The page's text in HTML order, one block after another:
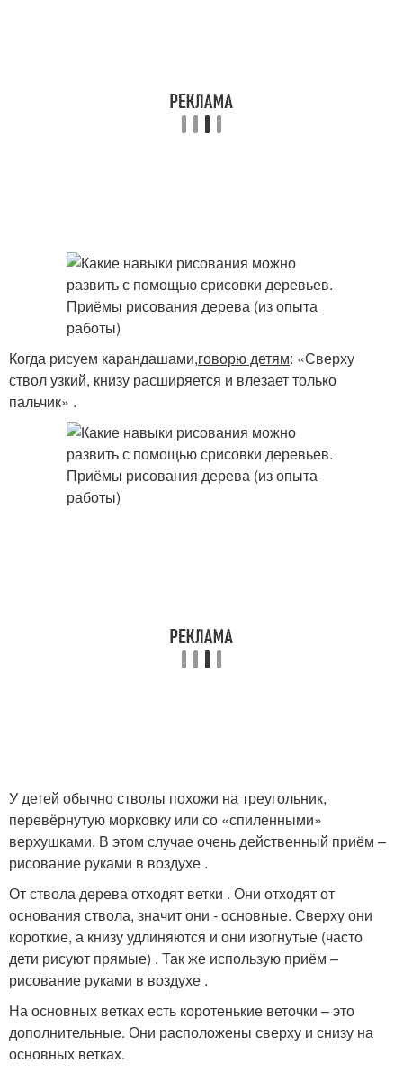
Когда рисуем карандашами,говорю детям: «Сверху
ствол узкий, книзу расширяется и влезает только
пальчик» .
У детей обычно стволы похожи на треугольник,
перевёрнутую морковку или со «спиленными»
верхушками. В этом случае очень действенный приём –
рисование руками в воздухе .
От ствола дерева отходят ветки . Они отходят от
основания ствола, значит они - основные. Сверху они
короткие, а книзу удлиняются и они изогнутые (часто
дети рисуют прямые) . Так же использую приём –
рисование руками в воздухе .
На основных ветках есть коротенькие веточки – это
дополнительные. Они расположены сверху и снизу на
основных ветках.